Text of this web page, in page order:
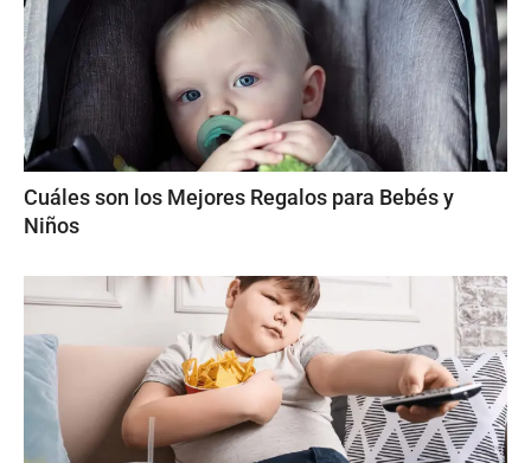
Cuáles son los Mejores Regalos para Bebés y
Niños